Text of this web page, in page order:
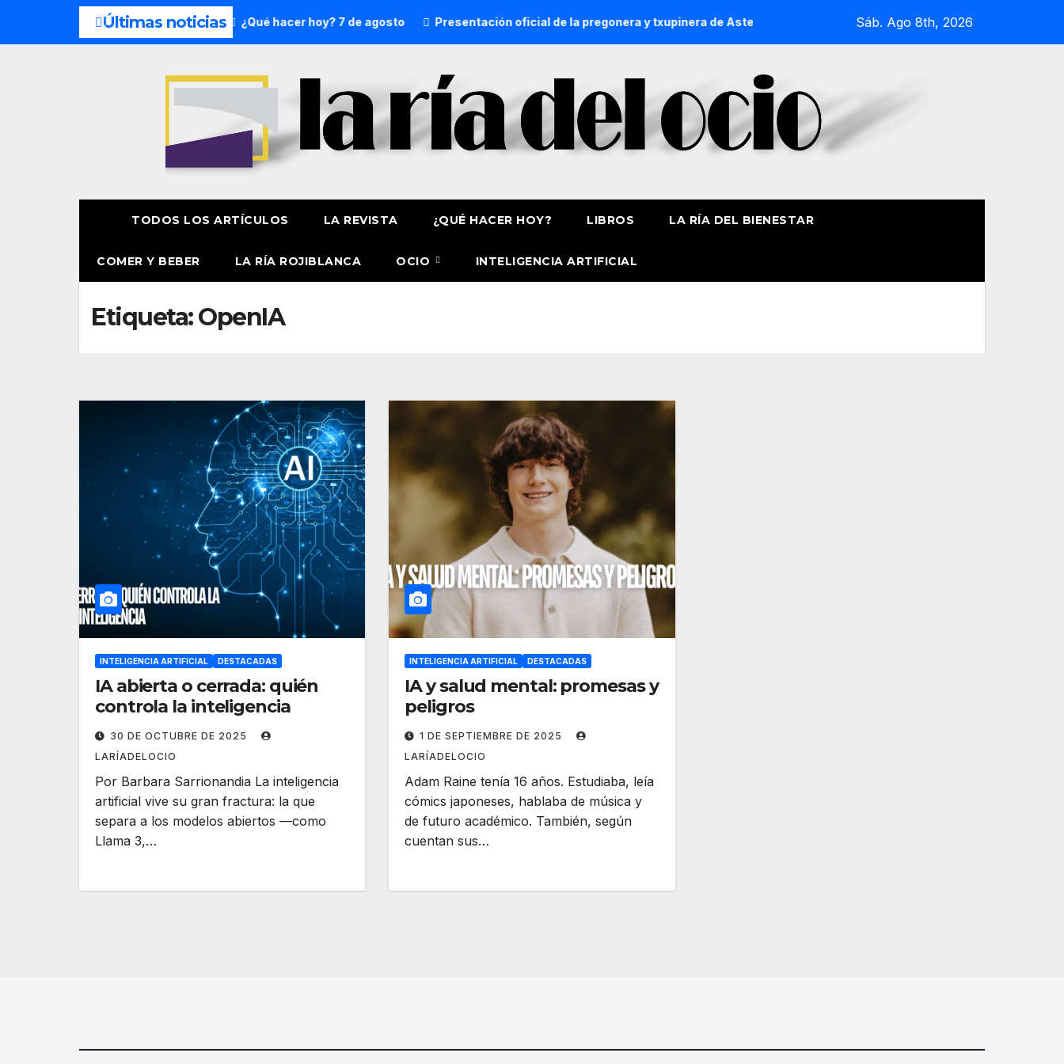
Últimas noticias
fin de semana: 8 y 9 de agosto ¿Qué hacer hoy? 7 de agosto Presentación oficial de la pregonera y txupinera de Aste Nagusia 2026 La Procesión Náutica de la Amatxu
Sáb. Ago 8th, 2026
TODOS LOS ARTÍCULOS LA REVISTA ¿QUÉ HACER HOY? LIBROS LA RÍA DEL BIENESTAR
COMER Y BEBER LA RÍA ROJIBLANCA OCIO INTELIGENCIA ARTIFICIAL
Etiqueta:OpenIA
INTELIGENCIA ARTIFICIAL DESTACADAS
IA abierta o cerrada: quién
controla la inteligencia
30 DE OCTUBRE DE 2025
LARÍADELOCIO
Por Barbara Sarrionandia La inteligencia
artificial vive su gran fractura: la que
separa a los modelos abiertos —como
Llama 3,…
INTELIGENCIA ARTIFICIAL DESTACADAS
IA y salud mental: promesas y
peligros
1 DE SEPTIEMBRE DE 2025
LARÍADELOCIO
Adam Raine tenía 16 años. Estudiaba, leía
cómics japoneses, hablaba de música y
de futuro académico. También, según
cuentan sus…